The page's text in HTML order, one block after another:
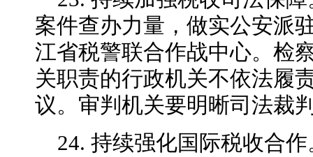
案件查办力量，做实公安派
江省税警联合作战中心。检
关职责的行政机关不依法履
议。审判机关要明晰司法裁
24. 持续强化国际税收合